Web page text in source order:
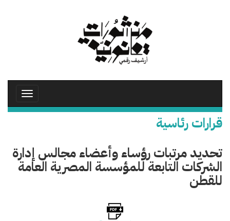
Toggle
قرارات رئاسية
تحديد مرتبات رؤساء وأعضاء مجالس إدارة
الشركات التابعة للمؤسسة المصرية العامة
للقطن